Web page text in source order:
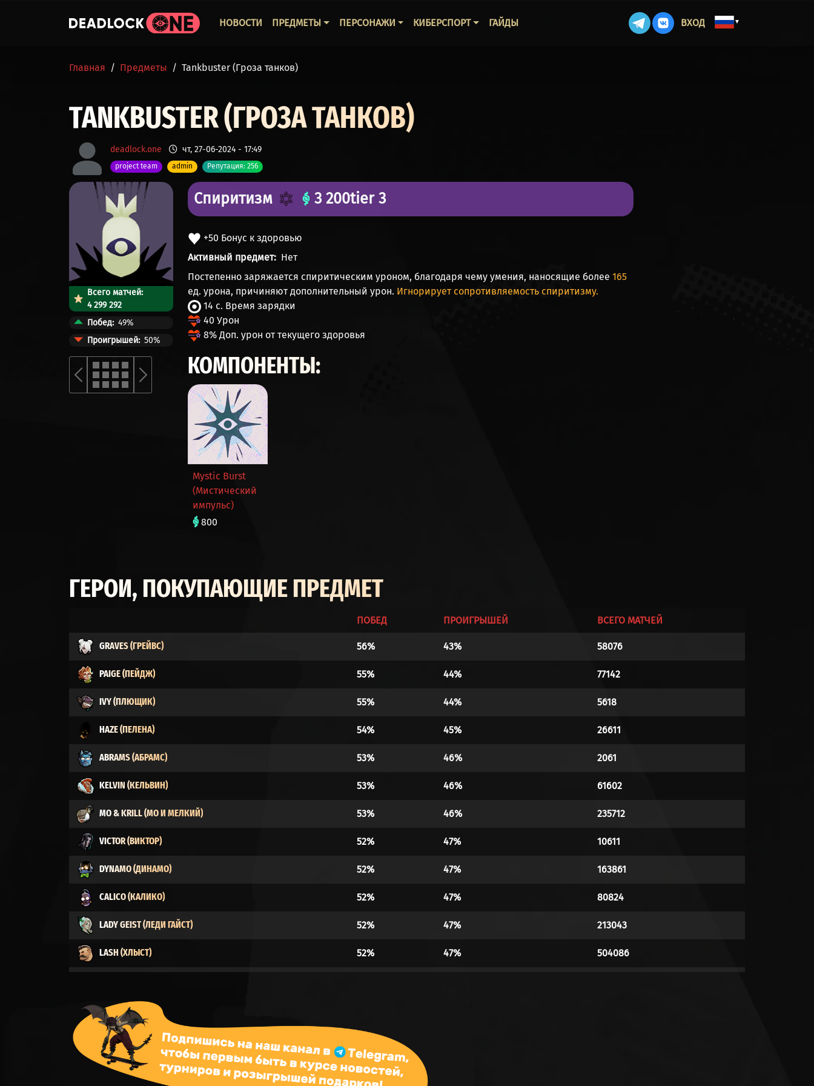
ОСНОВНАЯ НАВИГАЦИЯ
НОВОСТИ ПРЕДМЕТЫ ПЕРСОНАЖИ КИБЕРСПОРТ ГАЙДЫ ВХОД ▼
СТРОКА НАВИГАЦИИ
Главная Предметы Tankbuster (Гроза танков)
TANKBUSTER (ГРОЗА ТАНКОВ)
deadlock.one чт, 27-06-2024 - 17:49
project team admin Репутация: 256
Всего матчей:
4 299 292
Побед 49%
Проигрышей 50%
Спиритизм 3 200tier 3
+50 Бонус к здоровью
Активный предмет
Нет
Постепенно заряжается спиритическим уроном, благодаря чему умения, наносящие более 165
ед. урона, причиняют дополнительный урон. Игнорирует сопротивляемость спиритизму.
14 с. Время зарядки
40 Урон
8% Доп. урон от текущего здоровья
КОМПОНЕНТЫ:
Mystic Burst
(Мистический
импульс)
800
ГЕРОИ, ПОКУПАЮЩИЕ ПРЕДМЕТ
ПОБЕД ПРОИГРЫШЕЙ ВСЕГО МАТЧЕЙ
GRAVES (ГРЕЙВС) 56% 43% 58076
PAIGE (ПЕЙДЖ) 55% 44% 77142
IVY (ПЛЮЩИК) 55% 44% 5618
HAZE (ПЕЛЕНА) 54% 45% 26611
ABRAMS (АБРАМС) 53% 46% 2061
KELVIN (КЕЛЬВИН) 53% 46% 61602
MO & KRILL (МО И МЕЛКИЙ) 53% 46% 235712
VICTOR (ВИКТОР) 52% 47% 10611
DYNAMO (ДИНАМО) 52% 47% 163861
CALICO (КАЛИКО) 52% 47% 80824
LADY GEIST (ЛЕДИ ГАЙСТ) 52% 47% 213043
LASH (ХЛЫСТ) 52% 47% 504086
SEVEN (СЕМЬ)
DRIFTER (СКИТАЛЕЦ) 51%
VINDICTA (ВИНДИКТА) 50%